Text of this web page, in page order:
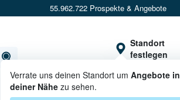
55.962.722 Prospekte & Angebote
Standort
festlegen
Verrate uns deinen Standort umAngebote in
deiner Nähe zu sehen.
CASHBACK